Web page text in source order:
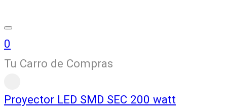
0
Tu Carro de Compras
Proyector LED SMD SEC 200 watt